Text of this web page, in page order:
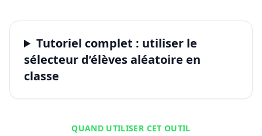
Tutoriel complet : utiliser le
sélecteur d’élèves aléatoire en
classe
QUAND UTILISER CET OUTIL